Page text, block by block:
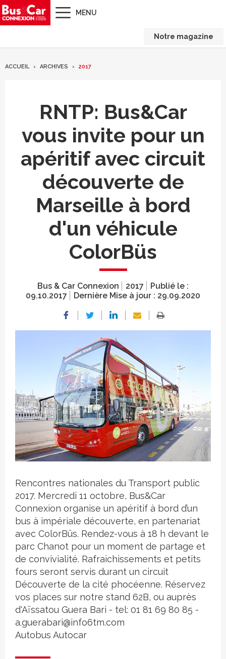
MENU
Notre magazine
ACCUEIL ARCHIVES 2017
RNTP: Bus&Car
vous invite pour un
apéritif avec circuit
découverte de
Marseille à bord
d'un véhicule
ColorBüs
Bus & Car Connexion 2017
Publié le :
09.10.2017
Dernière Mise à jour : 29.09.2020
Crédit photo
Rencontres nationales du Transport public
2017. Mercredi 11 octobre, Bus&Car
Connexion organise un apéritif à bord d’un
bus à impériale découverte, en partenariat
avec ColorBüs. Rendez-vous à 18 h devant le
parc Chanot pour un moment de partage et
de convivialité. Rafraichissements et petits
fours seront servis durant un circuit
Découverte de la cité phocéenne. Réservez
vos places sur notre stand 62B, ou auprès
d'Aïssatou Guera Bari - tel: 01 81 69 80 85 -
a.guerabari@info6tm.com
Autobus Autocar